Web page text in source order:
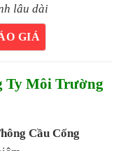
lâu dài
GIÁ
Ty Môi Trường
Cầu Cống